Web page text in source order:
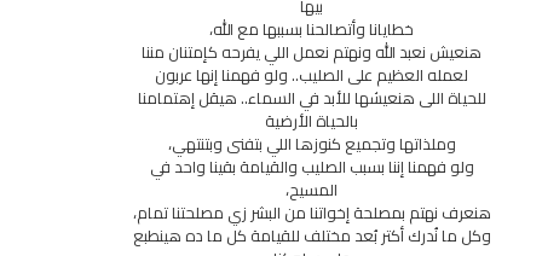
خطايانا وأتصالحنا بسببها مع الله،
الله ونهتم نعمل اللي يفرحه كإمتنان مننا
العظيم على الصليب.. ولو فهمنا إنها عربون
اللى هنعيشها للأبد في السماء.. هيقل إهتمامنا
وتجميع كنوزها اللي بتفنى وبتنتهي،
إننا بسبب الصليب والقيامة بقينا واحد في
بمصلحة إخواتنا من البشر زي مصلحتنا تمام،
أكتر بُعد مختلف للقيامة كل ما ده هينطبع